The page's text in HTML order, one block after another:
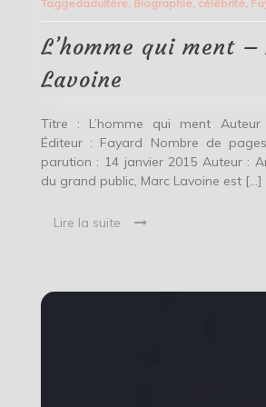
Taggedadultère, Biographie, célébrité
L’homme qui ment
Lavoine
Titre : L’homme qui ment
Éditeur : Fayard Nombre de
parution : 14 janvier 2015 Auteur :
du grand public, Marc Lavoine est […]
Lire la suite